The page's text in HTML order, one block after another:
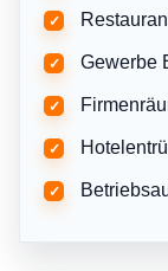
✓
✓ Gewerbe
✓
✓
✓